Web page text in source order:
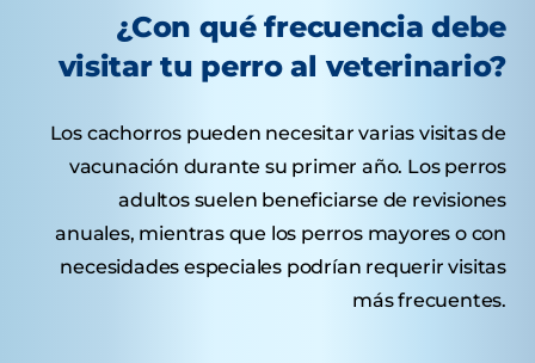
¿Con qué frecuencia debe
visitar tu perro al veterinario?
Los cachorros pueden necesitar varias visitas de
vacunación durante su primer año. Los perros
adultos suelen beneficiarse de revisiones
anuales, mientras que los perros mayores o con
necesidades especiales podrían requerir visitas
más frecuentes.